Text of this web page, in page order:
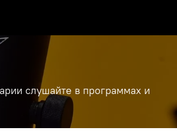
слушайте в программах и